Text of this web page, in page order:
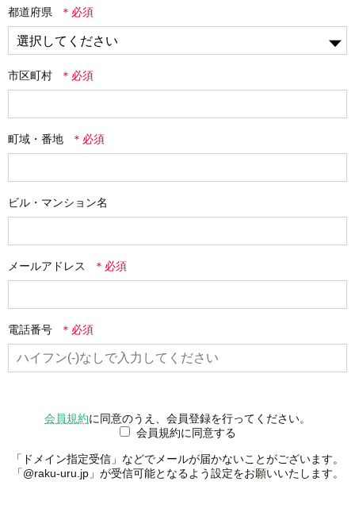
都道府県
市区町村
町域・番地
ビル・マンション名
メールアドレス
電話番号
会員規約に同意のうえ、会員登録を行ってください。
会員規約に同意する
「ドメイン指定受信」などでメールが届かないことがございます。
「@raku-uru.jp」が受信可能となるよう設定をお願いいたします。